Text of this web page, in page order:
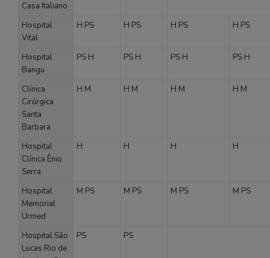
Casa Italiano
Hospital
Vital
H PS H PS H PS H PS
Hospital
Bangu
PS H PS H PS H PS H
Clínica
Cirúrgica
Santa
Barbara
H M H M H M H M
Hospital
Clínica Ênio
Serra
H H H H
Hospital
Memorial
Urmed
M PS M PS M PS M PS
Hospital São
Lucas Rio de
PS PS